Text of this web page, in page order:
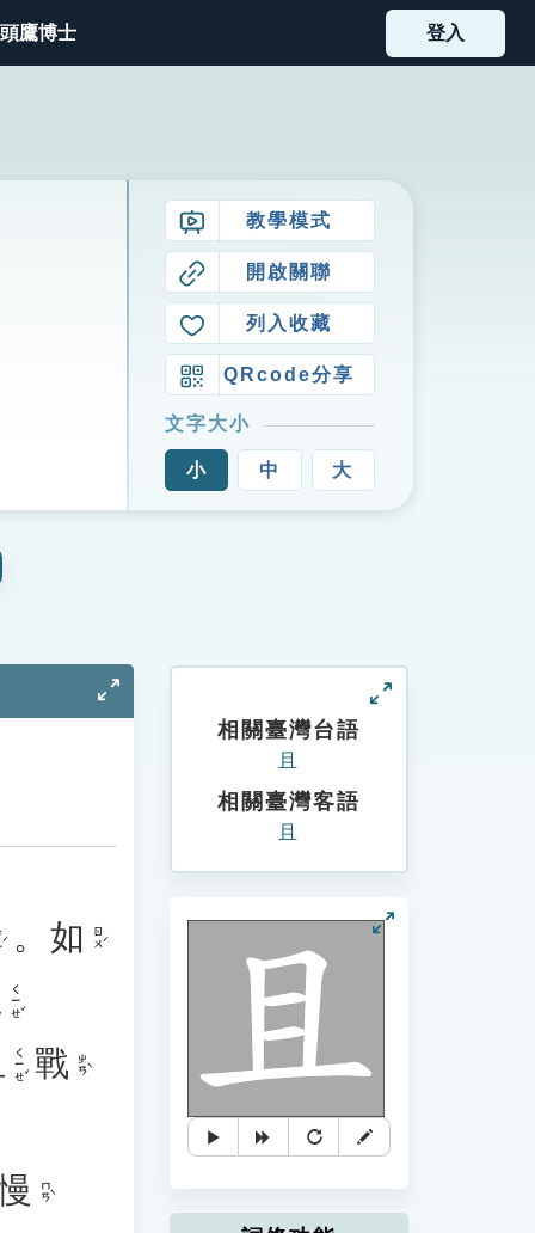
鷹博士 登入
教學模式
開啟關聯
列入收藏
QRcode分享
文字大小
小 中 大
ˊ 。如 ㄖㄨˊ
ㄑㄧㄝˇ
ㄑㄧㄝˇ 戰 ㄓㄢˋ
ㄇㄢˋ
相關臺灣台語
且
相關臺灣客語
且